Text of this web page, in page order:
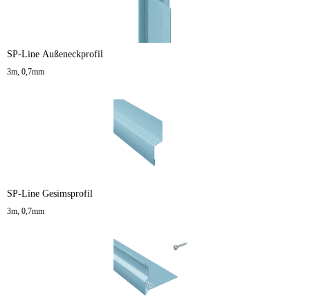
SP-Line Außeneckprofil
3m, 0,7mm
SP-Line Gesimsprofil
3m, 0,7mm